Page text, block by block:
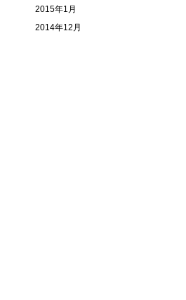
2015年1月
2014年12月